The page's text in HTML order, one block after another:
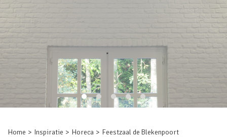
Home Inspiratie Horeca Feestzaal de Blekenpoort